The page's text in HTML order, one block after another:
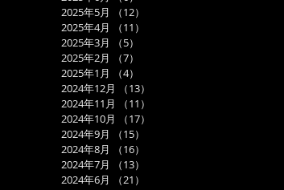
2025年5月
（12）
2025年4月
（11）
2025年3月
（5）
2025年2月
（7）
2025年1月
（4）
2024年12月
（13）
2024年11月
（11）
2024年10月
（17）
2024年9月
（15）
2024年8月
（16）
2024年7月
（13）
2024年6月
（21）